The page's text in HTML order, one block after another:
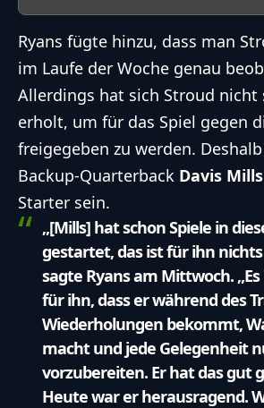
Ryans fügte hinzu, dass man
im Laufe der Woche genau
Allerdings hat sich Stroud nicht
erholt, um für das Spiel gegen
freigegeben zu werden.
Backup-Quarterback Davis Mills
Starter sein.
„[Mills] hat schon Spiele in
gestartet, das ist für ihn nichts
sagte Ryans am Mittwoch.
für ihn, dass er während des
Wiederholungen bekommt,
macht und jede Gelegenheit
vorzubereiten. Er hat das gut
Heute war er herausragend.